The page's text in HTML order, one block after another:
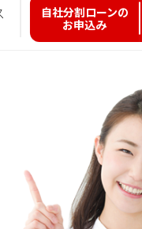
自社分割ローンの
お申込み